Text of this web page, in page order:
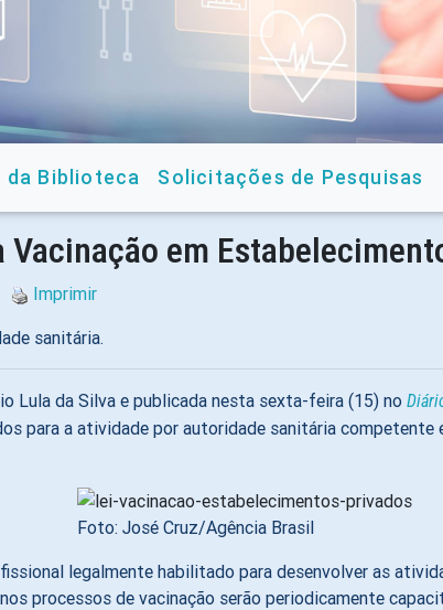
da Biblioteca Solicitações de Pesquisas
Vacinação em
Imprimir
sanitária.
Lula da Silva e publicada nesta sexta-feira (15) no
para a atividade por autoridade sanitária
Foto: José Cruz/Agência Brasil
legalmente habilitado para desenvolver as
processos de vacinação serão periodicamente